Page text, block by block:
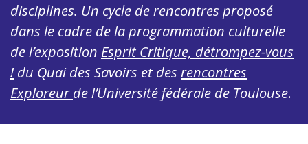
disciplines. Un cycle de rencontres proposé
dans le cadre de la programmation culturelle
de l’exposition Esprit Critique, détrompez-vous
!du Quai des Savoirs et des rencontres
Exploreurde l’Université fédérale de Toulouse.